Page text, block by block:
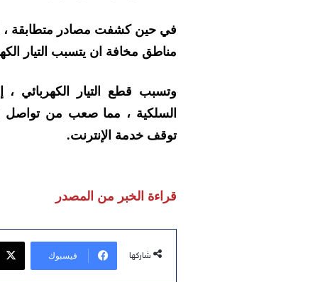
في حين كشفت مصادر متطابقة ،
مناطق مخافة ان يتسبب التيار
وتسبب قطع التيار الكهربائي
السلكية ، مما صعب من تواصل
توقف خدمة الإنترنت.
قراءة الخبر من المصدر
شاركها فيسبوك